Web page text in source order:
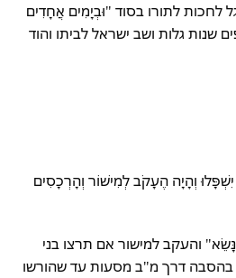
לחכות לתורו בסוד "וּבְיָמִים אֲחָדִים
שנות גלות ושב ישראל לביתו והוד
וְהָיָה הֶעָקֹב לְמִישׁוֹר וְהָרְכָסִים
והעקב למישור אם תרצו בני
בהסבה דרך מ"ב מסעות עד שהורשו